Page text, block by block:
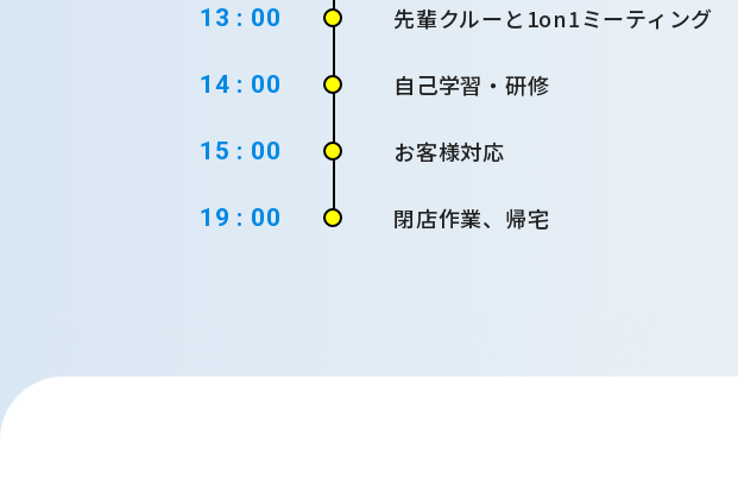
13 : 00 先輩クルーと1on1ミーティング
14 : 00 自己学習・研修
15 : 00 お客様対応
19 : 00 閉店作業、帰宅